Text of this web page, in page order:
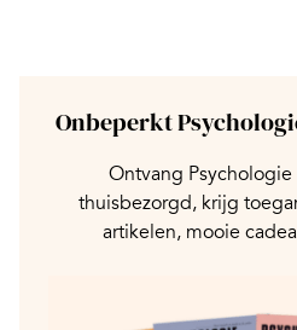
Onbeperkt
Ontvang
thuisbezorgd, krijg
artikelen, mooie